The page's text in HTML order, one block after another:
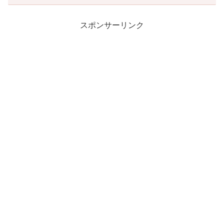
スポンサーリンク